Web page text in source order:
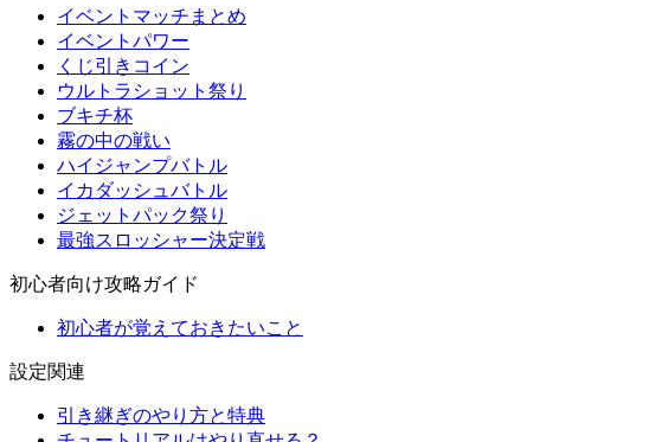
イベントマッチまとめ
イベントパワー
くじ引きコイン
ウルトラショット祭り
ブキチ杯
霧の中の戦い
ハイジャンプバトル
イカダッシュバトル
ジェットパック祭り
最強スロッシャー決定戦
初心者向け攻略ガイド
初心者が覚えておきたいこと
設定関連
引き継ぎのやり方と特典